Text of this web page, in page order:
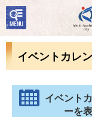
検
索・
共通
ューイベントカレ
イベント
ーを